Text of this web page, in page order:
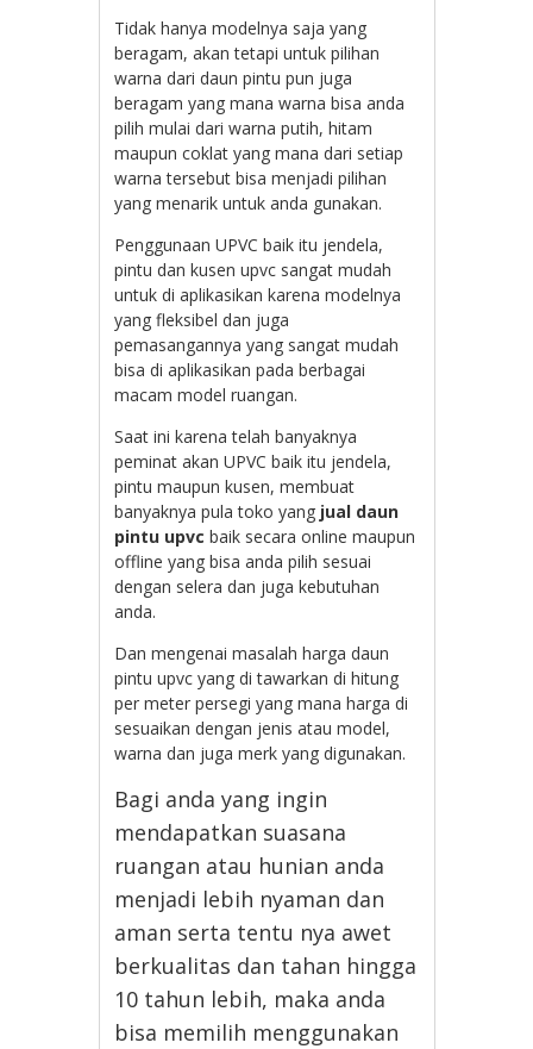
Tidak hanya modelnya saja yang
beragam, akan tetapi untuk pilihan
warna dari daun pintu pun juga
beragam yang mana warna bisa anda
pilih mulai dari warna putih, hitam
maupun coklat yang mana dari setiap
warna tersebut bisa menjadi pilihan
yang menarik untuk anda gunakan.
Penggunaan UPVC baik itu jendela,
pintu dan kusen upvc sangat mudah
untuk di aplikasikan karena modelnya
yang fleksibel dan juga
pemasangannya yang sangat mudah
bisa di aplikasikan pada berbagai
macam model ruangan.
Saat ini karena telah banyaknya
peminat akan UPVC baik itu jendela,
pintu maupun kusen, membuat
banyaknya pula toko yang jual daun
pintu upvc baik secara online maupun
offline yang bisa anda pilih sesuai
dengan selera dan juga kebutuhan
anda.
Dan mengenai masalah harga daun
pintu upvc yang di tawarkan di hitung
per meter persegi yang mana harga di
sesuaikan dengan jenis atau model,
warna dan juga merk yang digunakan.
Bagi anda yang ingin
mendapatkan suasana
ruangan atau hunian anda
menjadi lebih nyaman dan
aman serta tentu nya awet
berkualitas dan tahan hingga
10 tahun lebih, maka anda
bisa memilih menggunakan